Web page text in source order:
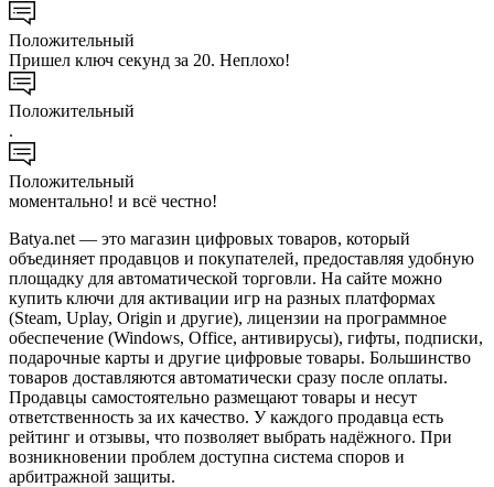
Положительный
Пришел ключ секунд за 20. Неплохо!
Положительный
.
Положительный
моментально! и всё честно!
Batya.net — это магазин цифровых товаров, который
объединяет продавцов и покупателей, предоставляя удобную
площадку для автоматической торговли. На сайте можно
купить ключи для активации игр на разных платформах
(Steam, Uplay, Origin и другие), лицензии на программное
обеспечение (Windows, Office, антивирусы), гифты, подписки,
подарочные карты и другие цифровые товары. Большинство
товаров доставляются автоматически сразу после оплаты.
Продавцы самостоятельно размещают товары и несут
ответственность за их качество. У каждого продавца есть
рейтинг и отзывы, что позволяет выбрать надёжного. При
возникновении проблем доступна система споров и
арбитражной защиты.